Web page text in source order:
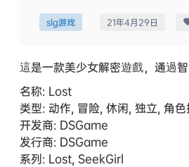
slg游戏 21年4月29日
這是一款美少女解密遊戲，通過
名称: Lost
类型: 动作, 冒险, 休闲, 独立, 角
开发商: DSGame
发行商: DSGame
系列: Lost, SeekGirl